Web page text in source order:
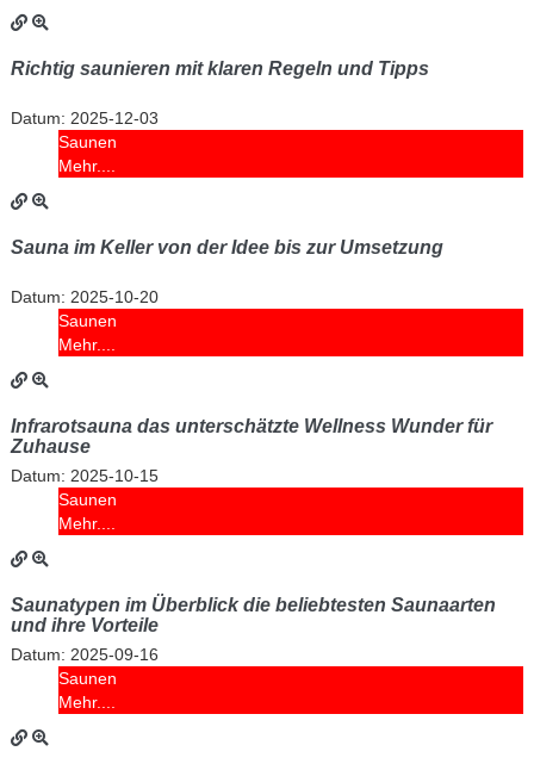
Richtig saunieren mit klaren Regeln und Tipps
Datum: 2025-12-03
Saunen
Mehr....
Sauna im Keller von der Idee bis zur Umsetzung
Datum: 2025-10-20
Saunen
Mehr....
Infrarotsauna das unterschätzte Wellness Wunder für
Zuhause
Datum: 2025-10-15
Saunen
Mehr....
Saunatypen im Überblick die beliebtesten Saunaarten
und ihre Vorteile
Datum: 2025-09-16
Saunen
Mehr....